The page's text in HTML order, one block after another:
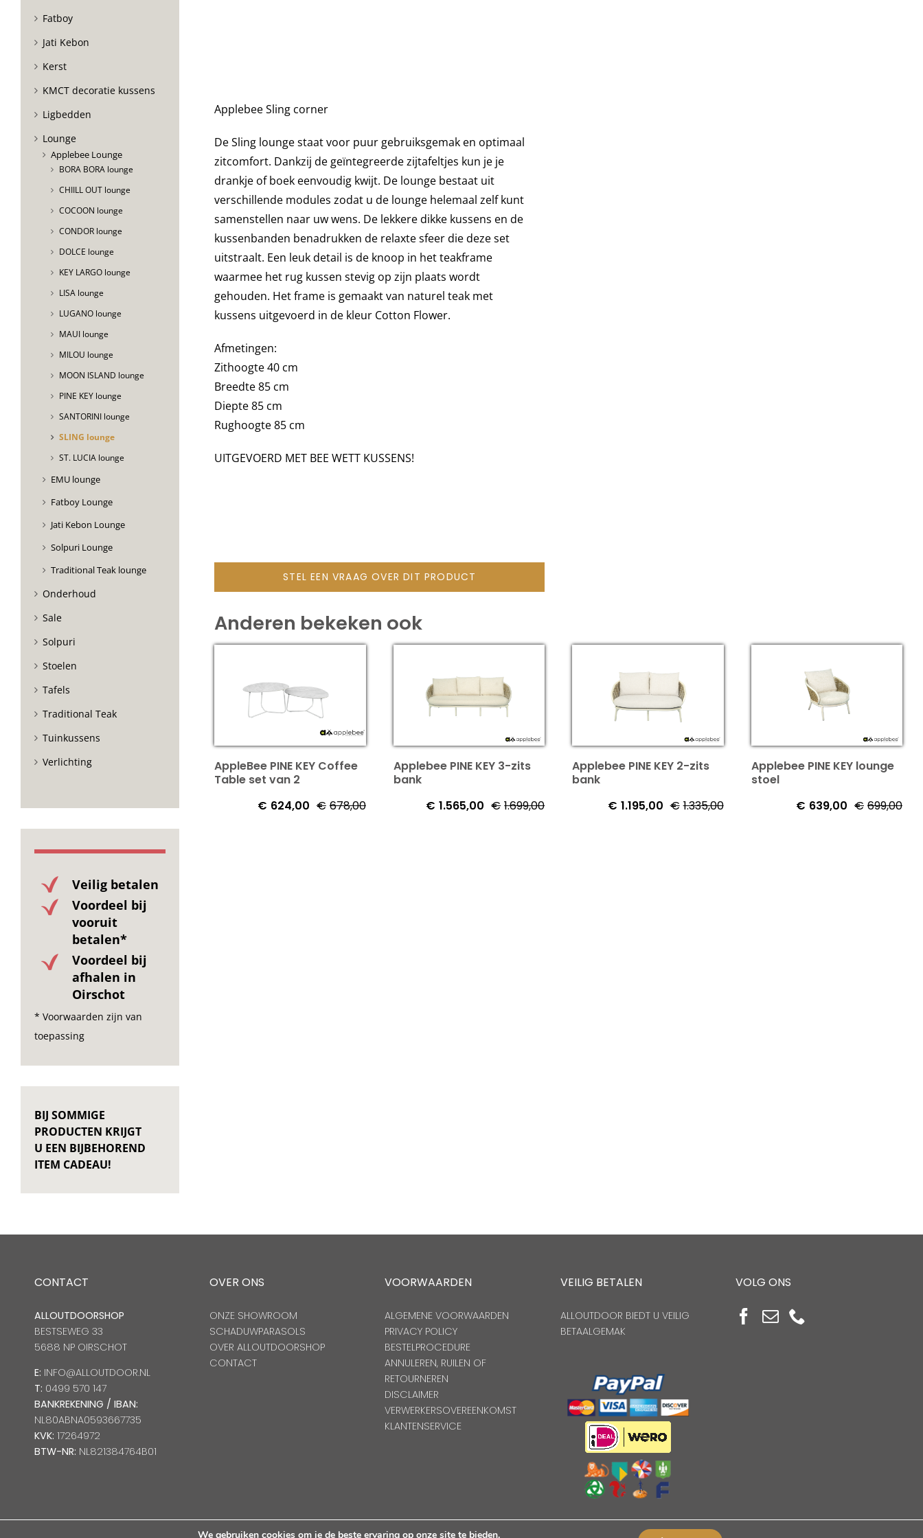
Applebee Sling corner
DeSling lounge staat voor puur gebruiksgemak en optimaal
zitcomfort. Dankzij de geïntegreerdezijtafeltjes kun je je
drankje of boek eenvoudig kwijt. De lounge bestaat uit
verschillende modules zodat u de lounge helemaal zelf kunt
samenstellen naar uw wens. De lekkere dikke kussens en de
kussenbanden benadrukken de relaxte sfeer die deze set
uitstraalt. Een leuk detail is de knoop in het teakframe
waarmee het rug kussen stevig op zijn plaats wordt
gehouden. Het frame is gemaakt van naturel teak met
kussens uitgevoerd in de kleur Cotton Flower.
Afmetingen:
Zithoogte 40 cm
Breedte 85 cm
Diepte 85 cm
Rughoogte 85 cm
UITGEVOERD MET BEE WETT KUSSENS!
STEL EEN VRAAG OVER DIT PRODUCT
Anderen bekeken ook
AppleBee PINE KEY Coffee
Table set van 2
€ 678,00Oorspronkelijke
€ 624,00
Huidige
Applebee PINE KEY 3-zits
bank
€ 1.699,00Oorspronkelijke
€ 1.565,00
Huidige
Applebee PINE KEY 2-zits
bank
€ 1.335,00Oorspronkelijke
€ 1.195,00
Huidige
Applebee PINE KEY lounge
stoel
€ 699,00
€ 639,00
Fatboy
Jati Kebon
Kerst
KMCT decoratie kussens
Ligbedden
Lounge
Applebee Lounge
BORA BORA lounge
CHIILL OUT lounge
COCOON lounge
CONDOR lounge
DOLCE lounge
KEY LARGO lounge
LISA lounge
LUGANO lounge
MAUI lounge
MILOU lounge
MOON ISLAND lounge
PINE KEY lounge
SANTORINI lounge
SLING lounge
ST. LUCIA lounge
EMU lounge
Fatboy Lounge
Jati Kebon Lounge
Solpuri Lounge
Traditional Teak lounge
Onderhoud
Sale
Solpuri
Stoelen
Tafels
Traditional Teak
Tuinkussens
Verlichting
Veilig betalen
Voordeel bij
vooruit
betalen*
Voordeel bij
afhalen in
Oirschot
* Voorwaarden zijn van
toepassing
BIJ SOMMIGE
PRODUCTEN KRIJGT
U EEN BIJBEHOREND
ITEM CADEAU!
CONTACT
ALLOUTDOORSHOP
BESTSEWEG 33
5688 NP OIRSCHOT
E: INFO@ALLOUTDOOR.NL
T: 0499 570 147
BANKREKENING / IBAN:
NL80ABNA0593667735
KVK: 17264972
BTW-NR: NL821384764B01
OVER ONS
ONZE SHOWROOM
SCHADUWPARASOLS
OVER ALLOUTDOORSHOP
CONTACT
VOORWAARDEN
ALGEMENE VOORWAARDEN
PRIVACY POLICY
BESTELPROCEDURE
ANNULEREN, RUILEN OF
RETOURNEREN
DISCLAIMER
VERWERKERSOVEREENKOMST
KLANTENSERVICE
VEILIG BETALEN
ALLOUTDOOR BIEDT U VEILIG
BETAALGEMAK
VOLG ONS
Copyright Alloutdoorshop © 2026. Alle Rechten Voorbehouden
We gebruiken cookies om je de beste ervaring op onze site te bieden.